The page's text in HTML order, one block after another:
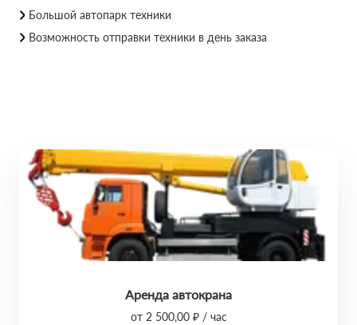
Большой автопарк техники
Возможность отправки техники в день заказа
Аренда автокрана
от 2 500,00 ₽ / час